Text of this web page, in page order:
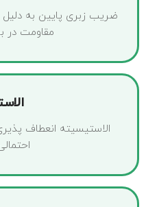
ضریب زبری پایین به
مقاومت در
الاستیسیته انعطاف